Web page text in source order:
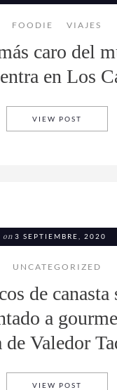
FOODIE VIAJES
caro del
en Los
VIEW POST
on 3 SEPTIEMBRE, 2020
UNCATEGORIZED
de canasta
a
de Valedor
VIEW POST